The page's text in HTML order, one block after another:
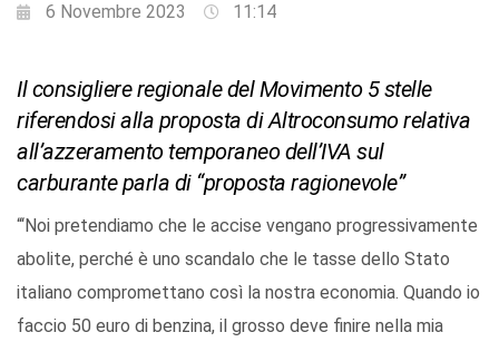
6 Novembre 2023 11:14
Il consigliere regionale del Movimento 5 stelle
riferendosi alla proposta di Altroconsumo relativa
all’azzeramento temporaneo dell’IVA sul
carburante parla di “proposta ragionevole”
“‘Noi pretendiamo che le accise vengano progressivamente
abolite, perché è uno scandalo che le tasse dello Stato
italiano compromettano così la nostra economia. Quando io
faccio 50 euro di benzina, il grosso deve finire nella mia